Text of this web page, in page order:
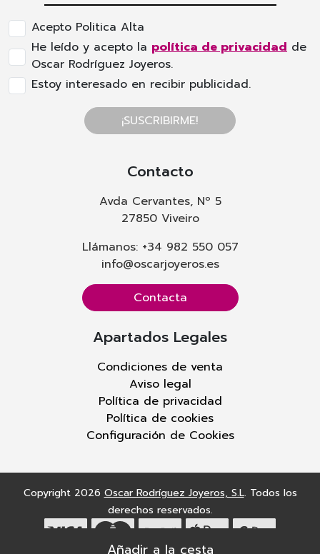
Acepto Politica Alta
He leído y acepto la política de privacidad de
Oscar Rodríguez Joyeros.
Estoy interesado en recibir publicidad.
¡SUSCRIBIRME!
Contacto
Avda Cervantes, Nº 5
27850 Viveiro
Llámanos: +34 982 550 057
info@oscarjoyeros.es
Contacta
Apartados Legales
Condiciones de venta
Aviso legal
Política de privacidad
Política de cookies
Configuración de Cookies
Copyright 2026 Oscar Rodríguez Joyeros, S.L. Todos los
derechos reservados.